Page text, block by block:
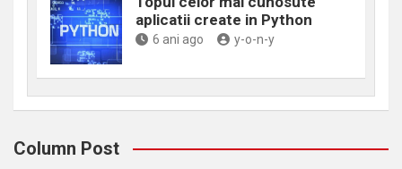
aplicatii create in Python
6 ani ago y-o-n-y
Column Post